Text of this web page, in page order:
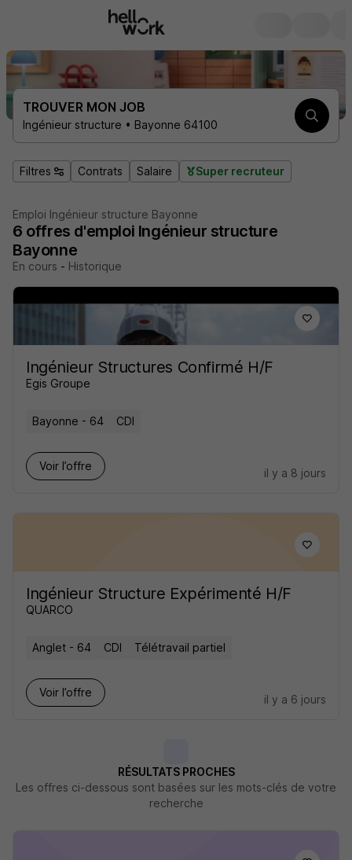
TROUVER MON JOB
Ingénieur structure • Bayonne 64100
Filtres Contrats Salaire Super recruteur
Emploi Ingénieur structure Bayonne
6 offres d'emploi Ingénieur structure
Bayonne
En cours - Historique
Ingénieur Structures Confirmé H/F
Egis Groupe
Bayonne - 64 CDI
Voir l’offre
il y a 8 jours
Ingénieur Structure Expérimenté H/F
QUARCO
Anglet - 64 CDI Télétravail partiel
Voir l’offre
il y a 6 jours
RÉSULTATS PROCHES
Les offres ci-dessous sont basées sur les mots-clés de votre
recherche